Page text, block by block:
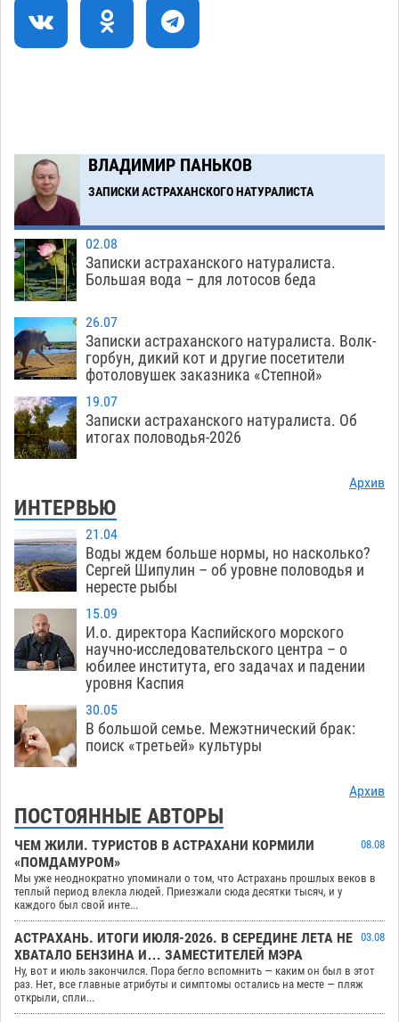
Астраханский суд встал на сторону МЧС в
споре за возврат униформы
09:25
Все пострадавшие при пожаре на
Краснодарской в Астрахани скончались
07.08
ВЛАДИМИР ПАНЬКОВ
ЗАПИСКИ АСТРАХАНСКОГО НАТУРАЛИСТА
02.08
Записки астраханского натуралиста.
Большая вода – для лотосов беда
26.07
Записки астраханского натуралиста. Волк-
горбун, дикий кот и другие посетители
фотоловушек заказника «Степной»
19.07
Записки астраханского натуралиста. Об
итогах половодья-2026
Архив
ИНТЕРВЬЮ
21.04
Воды ждем больше нормы, но насколько?
Сергей Шипулин – об уровне половодья и
нересте рыбы
15.09
И.о. директора Каспийского морского
научно-исследовательского центра – о
юбилее института, его задачах и падении
уровня Каспия
30.05
В большой семье. Межэтнический брак:
поиск «третьей» культуры
Архив
ПОСТОЯННЫЕ АВТОРЫ
ЧЕМ ЖИЛИ. ТУРИСТОВ В АСТРАХАНИ КОРМИЛИ
«ПОМДАМУРОМ»
08.08
Мы уже неоднократно упоминали о том, что Астрахань прошлых веков в
теплый период влекла людей. Приезжали сюда десятки тысяч, и у
каждого был свой инте...
АСТРАХАНЬ. ИТОГИ ИЮЛЯ-2026. В СЕРЕДИНЕ ЛЕТА НЕ
ХВАТАЛО БЕНЗИНА И… ЗАМЕСТИТЕЛЕЙ МЭРА
03.08
Ну, вот и июль закончился. Пора бегло вспомнить — каким он был в этот
раз. Нет, все главные атрибуты и симптомы остались на месте — пляж
открыли, спли...